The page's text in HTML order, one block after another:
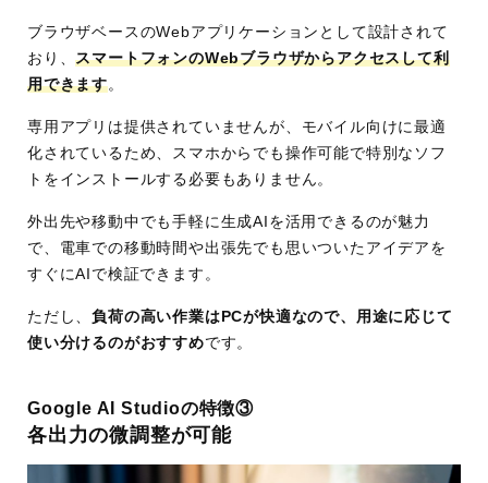
ブラウザベースのWebアプリケーションとして設計されて
おり、スマートフォンのWebブラウザからアクセスして利
用できます。
専用アプリは提供されていませんが、モバイル向けに最適
化されているため、スマホからでも操作可能で特別なソフ
トをインストールする必要もありません。
外出先や移動中でも手軽に生成AIを活用できるのが魅力
で、電車での移動時間や出張先でも思いついたアイデアを
すぐにAIで検証できます。
ただし、負荷の高い作業はPCが快適なので、用途に応じて
使い分けるのがおすすめです。
Google AI Studioの特徴③
各出力の微調整が可能